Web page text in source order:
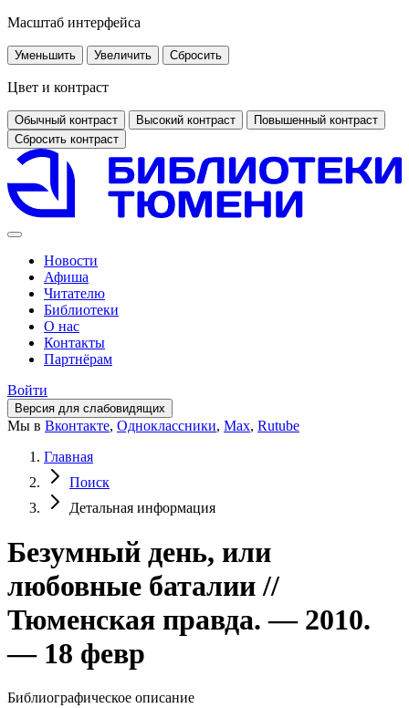
Масштаб интерфейса
Уменьшить Увеличить Сбросить
Цвет и контраст
Обычный контраст Высокий контраст
Повышенный контраст
Сбросить контраст
Новости
Афиша
Читателю
Библиотеки
О нас
Контакты
Партнёрам
Войти
Версия для слабовидящих
Мы в Вконтакте, Одноклассники, Max, Rutube
Главная
Поиск
Детальная информация
Безумный день, или
любовные баталии //
Тюменская правда. — 2010.
— 18 февр
Библиографическое описание